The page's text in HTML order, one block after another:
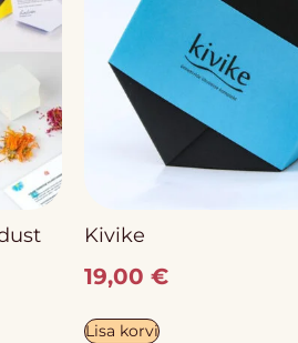
Kivike
19,00 €
Lisa korvi